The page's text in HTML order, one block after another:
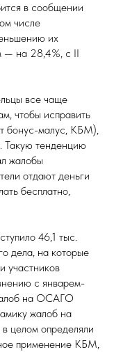
в сообщении
числе
их
— на 28,4%, с II
все чаще
чтобы исправить
бонус-малус, КБМ),
Такую тенденцию
жалобы
отдают деньги
бесплатно,
46,1 тыс.
дела, на которые
участников
с январем-
на ОСАГО
жалоб на
целом определяли
применение КБМ,